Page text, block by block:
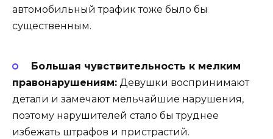
автомобильный трафик тоже было бы
существенным.
Большая чувствительность к мелким
правонарушениям: Девушки воспринимают
детали и замечают мельчайшие нарушения,
поэтому нарушителей стало бы труднее
избежать штрафов и пристрастий.